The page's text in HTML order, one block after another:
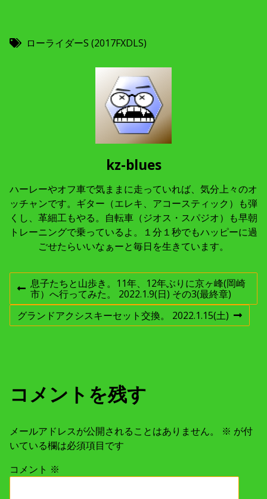
ローライダーS (2017FXDLS)
kz-blues
ハーレーやオフ車で気ままに走っていれば、気分上々のオ
ッチャンです。ギター（エレキ、アコースティック）も弾
くし、革細工もやる。自転車（ジオス・スパジオ）も早朝
トレーニングで乗っているよ。１分１秒でもハッピーに過
ごせたらいいなぁーと毎日を生きています。
投
稿
ゲ
ー
シ
ョ
前
の
投
稿
息子たちと山歩き。11年、12年ぶりに京ヶ峰(岡崎
市）へ行ってみた。 2022.1.9(日) その3(最終章)
次
の
グランドアクシスキーセット交換。 2022.1.15(土)
コメントを残す
メールアドレスが公開されることはありません。 ※ が付
いている欄は必須項目です
コメント ※